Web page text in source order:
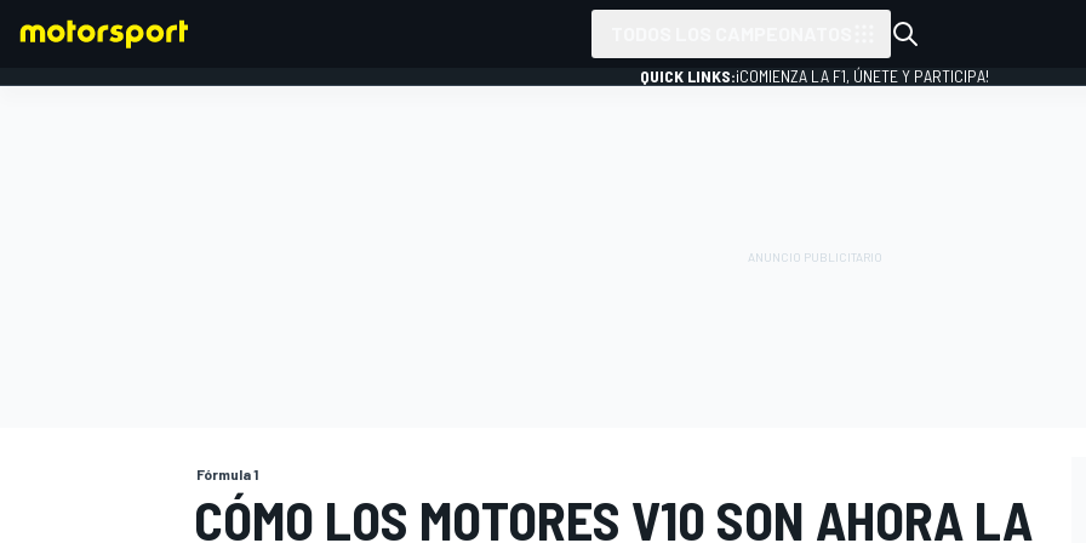
QUICK LINKS:¡COMIENZA LA F1, ÚNETE Y PARTICIPA!
Fórmula 1
CÓMO LOS MOTORES V10 SON AHORA LA